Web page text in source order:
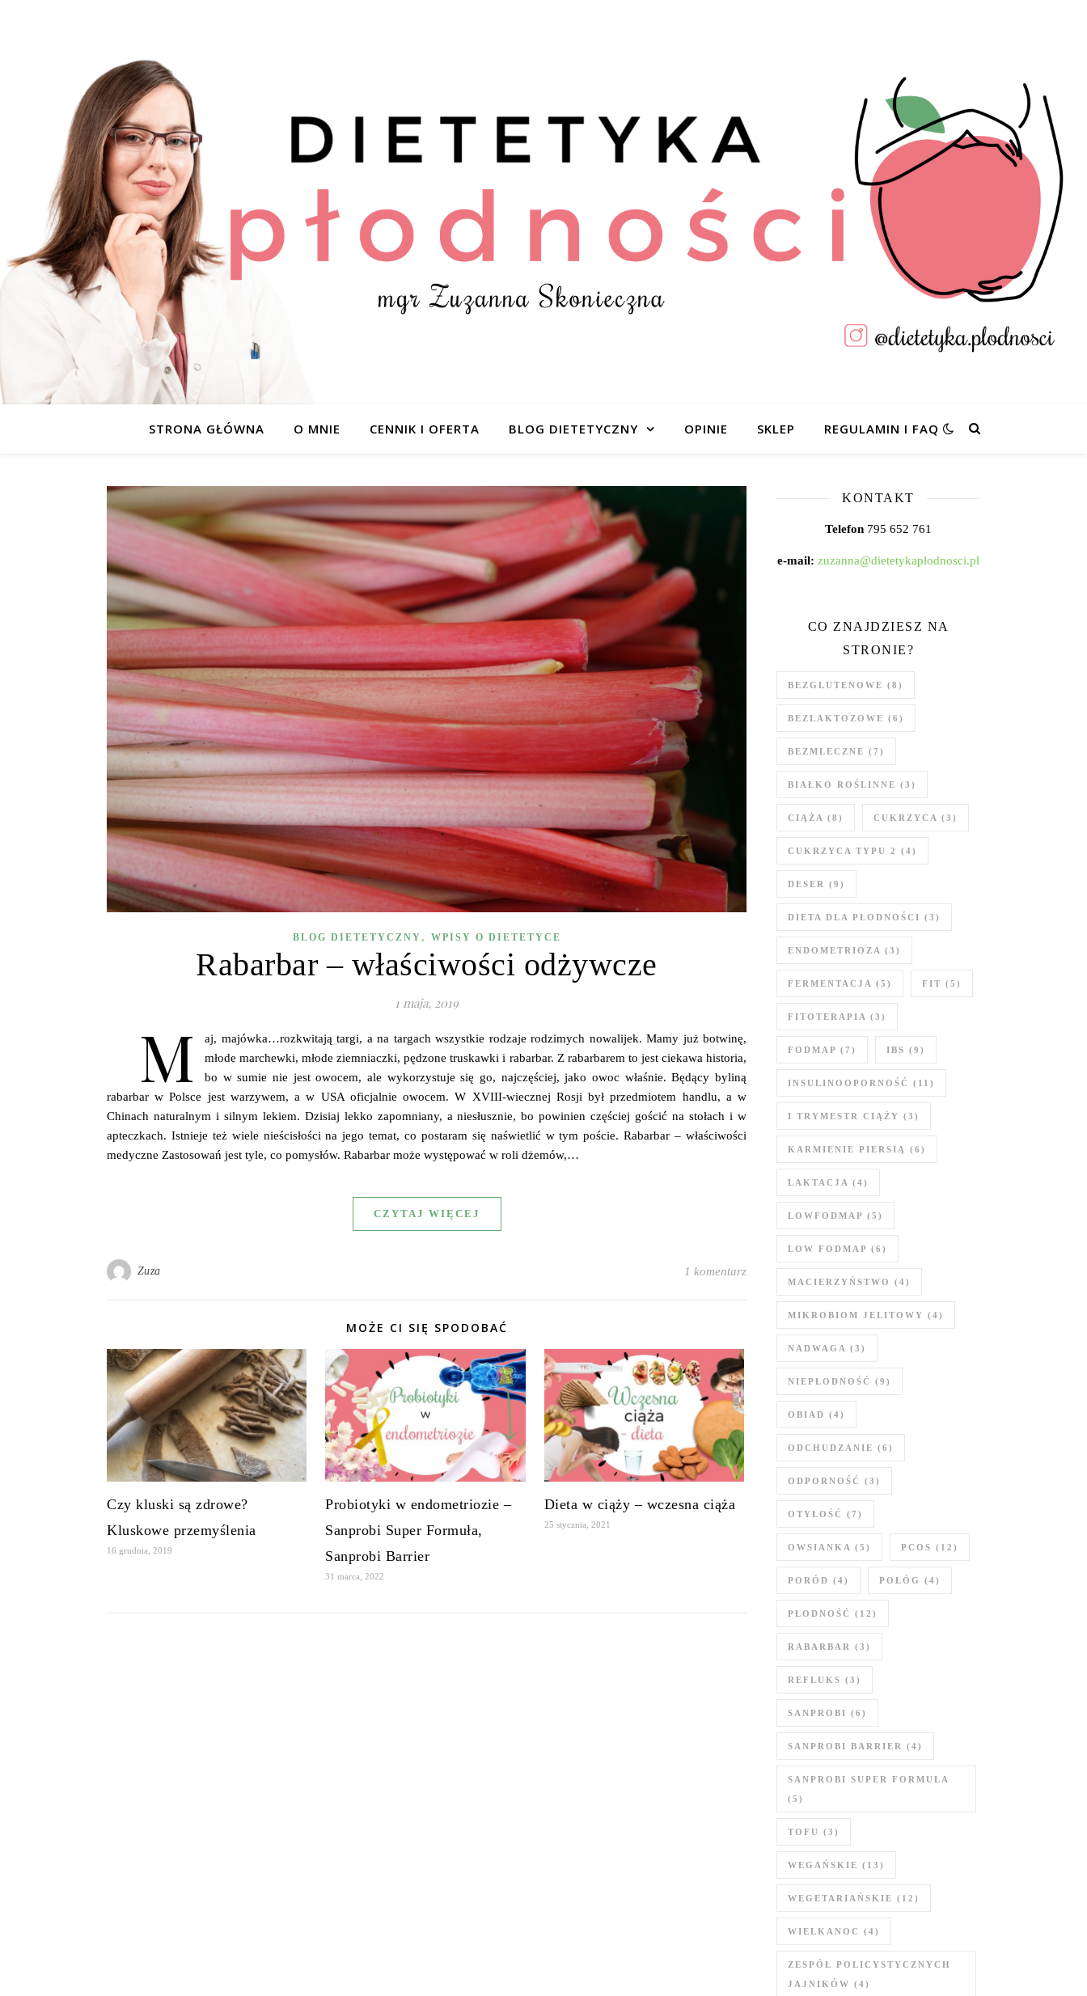
STRONA GŁÓWNA O MNIE CENNIK I OFERTA BLOG DIETETYCZNY OPINIE SKLEP REGULAMIN I FAQ
BLOG DIETETYCZNY , WPISY O DIETETYCE
Rabarbar – właściwości odżywcze
1 maja, 2019
M
aj, majówka…rozkwitają targi, a na targach wszystkie rodzaje rodzimych nowalijek. Mamy już botwinę,
młode marchewki, młode ziemniaczki, pędzone truskawki i rabarbar. Z rabarbarem to jest ciekawa historia,
bo w sumie nie jest owocem, ale wykorzystuje się go, najczęściej, jako owoc właśnie. Będący byliną
rabarbar w Polsce jest warzywem, a w USA oficjalnie owocem. W XVIII-wiecznej Rosji był przedmiotem handlu, a w
Chinach naturalnym i silnym lekiem. Dzisiaj lekko zapomniany, a niesłusznie, bo powinien częściej gościć na stołach i w
apteczkach. Istnieje też wiele nieścisłości na jego temat, co postaram się naświetlić w tym poście. Rabarbar – właściwości
medyczne Zastosowań jest tyle, co pomysłów. Rabarbar może występować w roli dżemów,…
CZYTAJ WIĘCEJ
Zuza 1 komentarz
MOŻE CI SIĘ SPODOBAĆ
Czy kluski są zdrowe?
Kluskowe przemyślenia
16 grudnia, 2019
Probiotyki w endometriozie –
Sanprobi Super Formuła,
Sanprobi Barrier
31 marca, 2022
Dieta w ciąży – wczesna ciąża
25 stycznia, 2021
KONTAKT
Telefon 795 652 761
e-mail: zuzanna@dietetykaplodnosci.pl
CO ZNAJDZIESZ NA
STRONIE?
BEZGLUTENOWE (8)
BEZLAKTOZOWE (6)
BEZMLECZNE (7)
BIAŁKO ROŚLINNE (3)
CIĄŻA (8) CUKRZYCA (3)
CUKRZYCA TYPU 2 (4)
DESER (9)
DIETA DLA PŁODNOŚCI (3)
ENDOMETRIOZA (3)
FERMENTACJA (5) FIT (5)
FITOTERAPIA (3)
FODMAP (7) IBS (9)
INSULINOOPORNOŚĆ (11)
I TRYMESTR CIĄŻY (3)
KARMIENIE PIERSIĄ (6)
LAKTACJA (4)
LOWFODMAP (5)
LOW FODMAP (6)
MACIERZYŃSTWO (4)
MIKROBIOM JELITOWY (4)
NADWAGA (3)
NIEPŁODNOŚĆ (9)
OBIAD (4)
ODCHUDZANIE (6)
ODPORNOŚĆ (3)
OTYŁOŚĆ (7)
OWSIANKA (5) PCOS (12)
PORÓD (4) POŁÓG (4)
PŁODNOŚĆ (12)
RABARBAR (3)
REFLUKS (3)
SANPROBI (6)
SANPROBI BARRIER (4)
SANPROBI SUPER FORMUŁA
(5)
TOFU (3)
WEGAŃSKIE (13)
WEGETARIAŃSKIE (12)
WIELKANOC (4)
ZESPÓŁ POLICYSTYCZNYCH
JAJNIKÓW (4)